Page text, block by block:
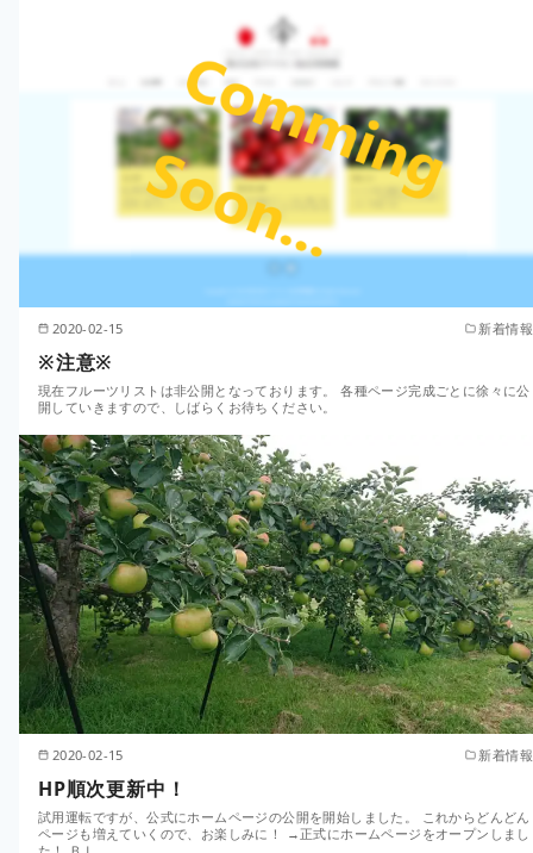
2020-02-15 新着情報
※注意※
現在フルーツリストは非公開となっております。 各種ページ完成ごとに徐々に公
開していきますので、しばらくお待ちください。
2020-02-15 新着情報
HP順次更新中！
試用運転ですが、公式にホームページの公開を開始しました。 これからどんどん
ページも増えていくので、お楽しみに！ →正式にホームページをオープンしまし
た！ ＢＬ…